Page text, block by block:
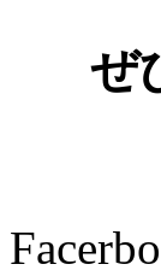
ぜ